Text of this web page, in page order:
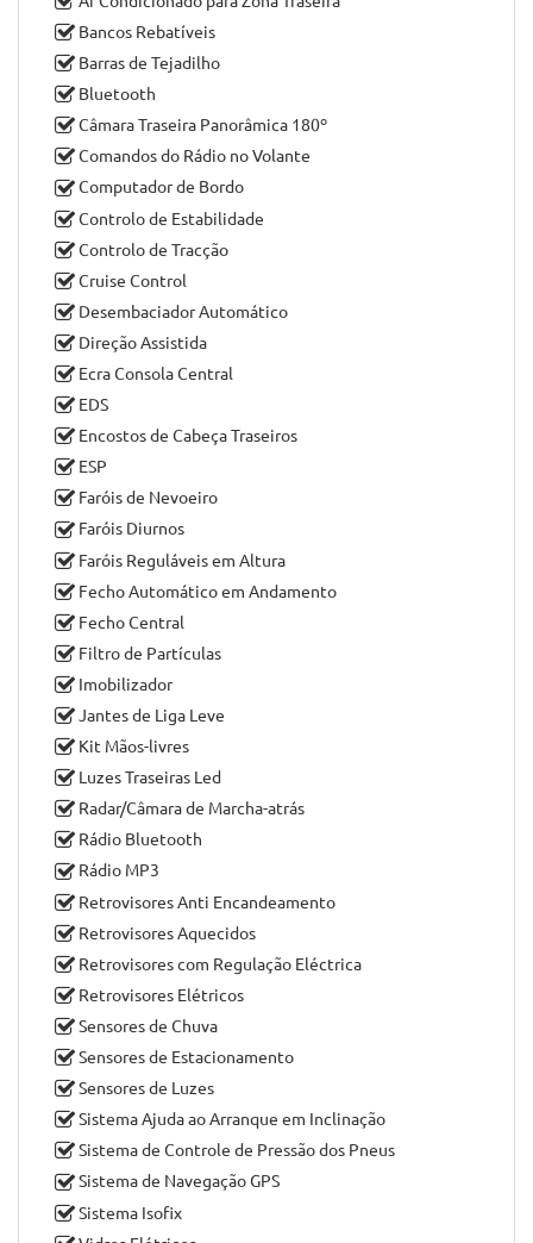
Acabamentos em Alumínio
Air Bag (condutor)
Air Bag (lateral)
Air Bag (passageiro)
Alarme
Apoio de Braço
Ar Condicionado
Ar Condicionado Automático
Ar Condicionado para Zona Traseira
Bancos Rebatíveis
Barras de Tejadilho
Bluetooth
Câmara Traseira Panorâmica 180º
Comandos do Rádio no Volante
Computador de Bordo
Controlo de Estabilidade
Controlo de Tracção
Cruise Control
Desembaciador Automático
Direção Assistida
Ecra Consola Central
EDS
Encostos de Cabeça Traseiros
ESP
Faróis de Nevoeiro
Faróis Diurnos
Faróis Reguláveis em Altura
Fecho Automático em Andamento
Fecho Central
Filtro de Partículas
Imobilizador
Jantes de Liga Leve
Kit Mãos-livres
Luzes Traseiras Led
Radar/Câmara de Marcha-atrás
Rádio Bluetooth
Rádio MP3
Retrovisores Anti Encandeamento
Retrovisores Aquecidos
Retrovisores com Regulação Eléctrica